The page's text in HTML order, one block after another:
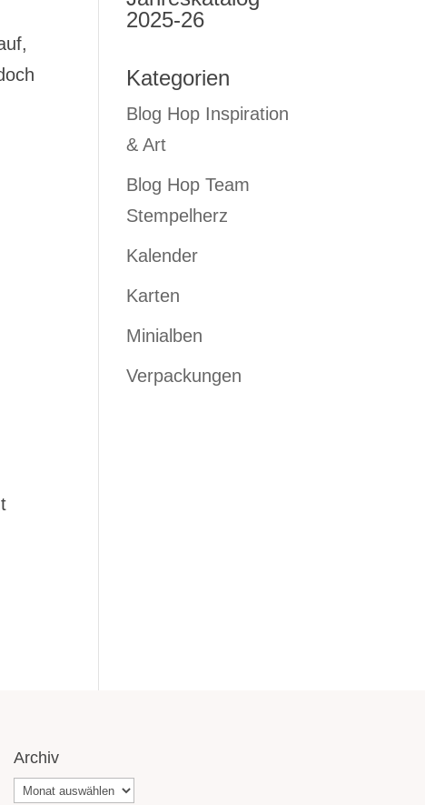
2025-26
Kategorien
Blog Hop Inspiration
& Art
Blog Hop Team
Stempelherz
Kalender
Karten
Minialben
Verpackungen
Archiv
Archiv